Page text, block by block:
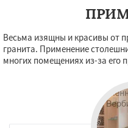
Весьма изящны и красивы от
гранита. Применение
многих помещениях из-за его